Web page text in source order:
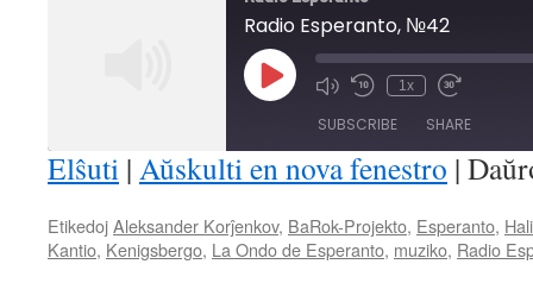
Radio Esperanto, №42
Play
Episode Mute/Unmute
Rewind
Seconds
1x
Fast
30
seconds
SUBSCRIBE SHARE
RSS FEED
LINK
Elŝuti | Aŭskulti en nova fenestro |
EtikedojAleksander Korĵenkov, BaRok-Projekto, Esperanto,
Kantio, Kenigsbergo, La Ondo de Esperanto, muziko, Radio